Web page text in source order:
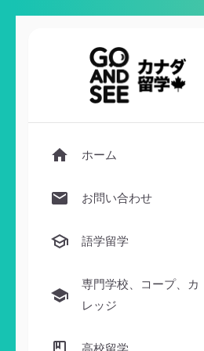
ホーム
お問い合わせ
語学留学
専門学校、コープ、カ
レッジ